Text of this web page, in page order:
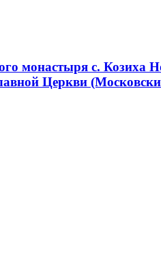
монастыря с. Козиха
Церкви